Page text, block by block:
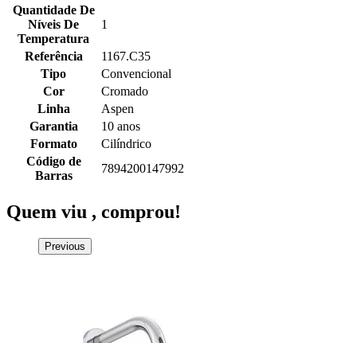
Quantidade De
Níveis De
Temperatura
1
Referência
1167.C35
Tipo
Convencional
Cor
Cromado
Linha
Aspen
Garantia
10 anos
Formato
Cilíndrico
Código de
Barras
7894200147992
Quem viu , comprou!
Previous